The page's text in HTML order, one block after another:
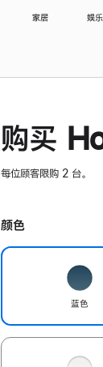
家居 娱乐
购买
每位顾客限购 2 台。
颜色
蓝色